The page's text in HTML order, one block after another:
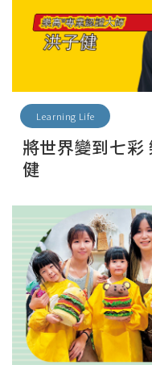
Learning Life
將世界變到七彩
健